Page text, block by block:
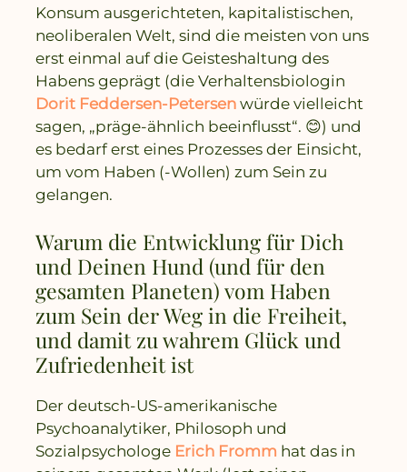
Konsum ausgerichteten, kapitalistischen,
neoliberalen Welt, sind die meisten von uns
erst einmal auf die Geisteshaltung des
Habens geprägt (die Verhaltensbiologin
Dorit Feddersen-Petersen würde vielleicht
sagen, „präge-ähnlich beeinflusst“. 😊) und
es bedarf erst eines Prozesses der Einsicht,
um vom Haben (-Wollen) zum Sein zu
gelangen.
Warum die Entwicklung für Dich
und Deinen Hund (und für den
gesamten Planeten) vom Haben
zum Sein der Weg in die Freiheit,
und damit zu wahrem Glück und
Zufriedenheit ist
Der deutsch-US-amerikanische
Psychoanalytiker, Philosoph und
Sozialpsychologe Erich Fromm hat das in